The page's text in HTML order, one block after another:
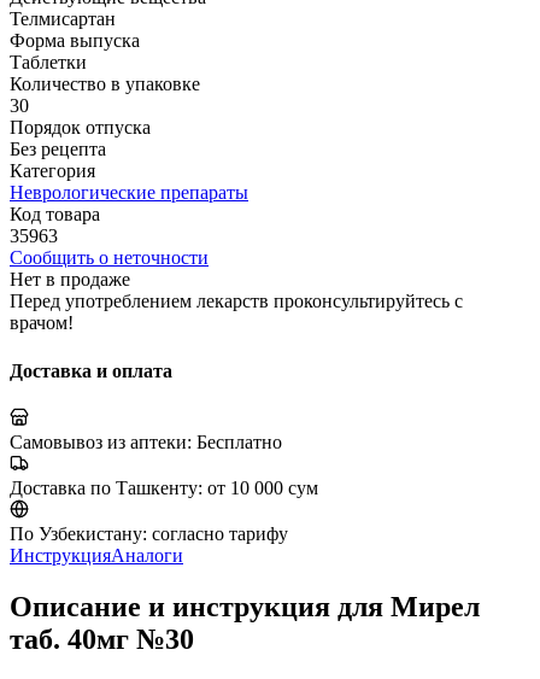
Телмисартан
Форма выпуска
Таблетки
Количество в упаковке
30
Порядок отпуска
Без рецепта
Категория
Неврологические препараты
Код товара
35963
Сообщить о неточности
Нет в продаже
Перед употреблением лекарств проконсультируйтесь с
врачом!
Доставка и оплата
Самовывоз из аптеки: Бесплатно
Доставка по Ташкенту: от 10 000 сум
По Узбекистану: согласно тарифу
ИнструкцияАналоги
Описание и инструкция для Мирел
таб. 40мг №30